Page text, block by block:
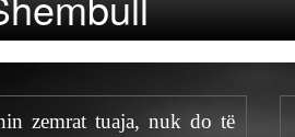
zemrat tuaja, nuk do të